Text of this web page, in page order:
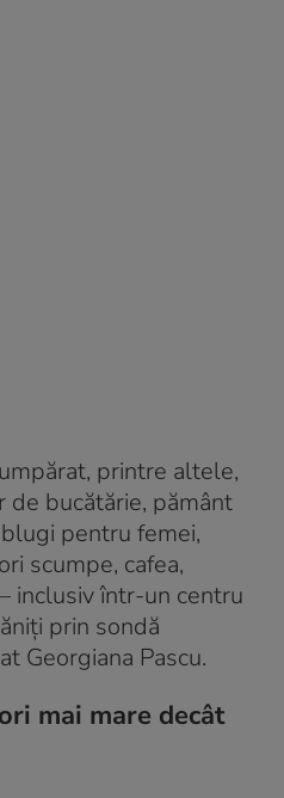
printre altele,
de bucătărie, pământ
pentru femei,
scumpe, cafea,
inclusiv într-un centru
prin sondă
Georgiana Pascu.
mai mare decât